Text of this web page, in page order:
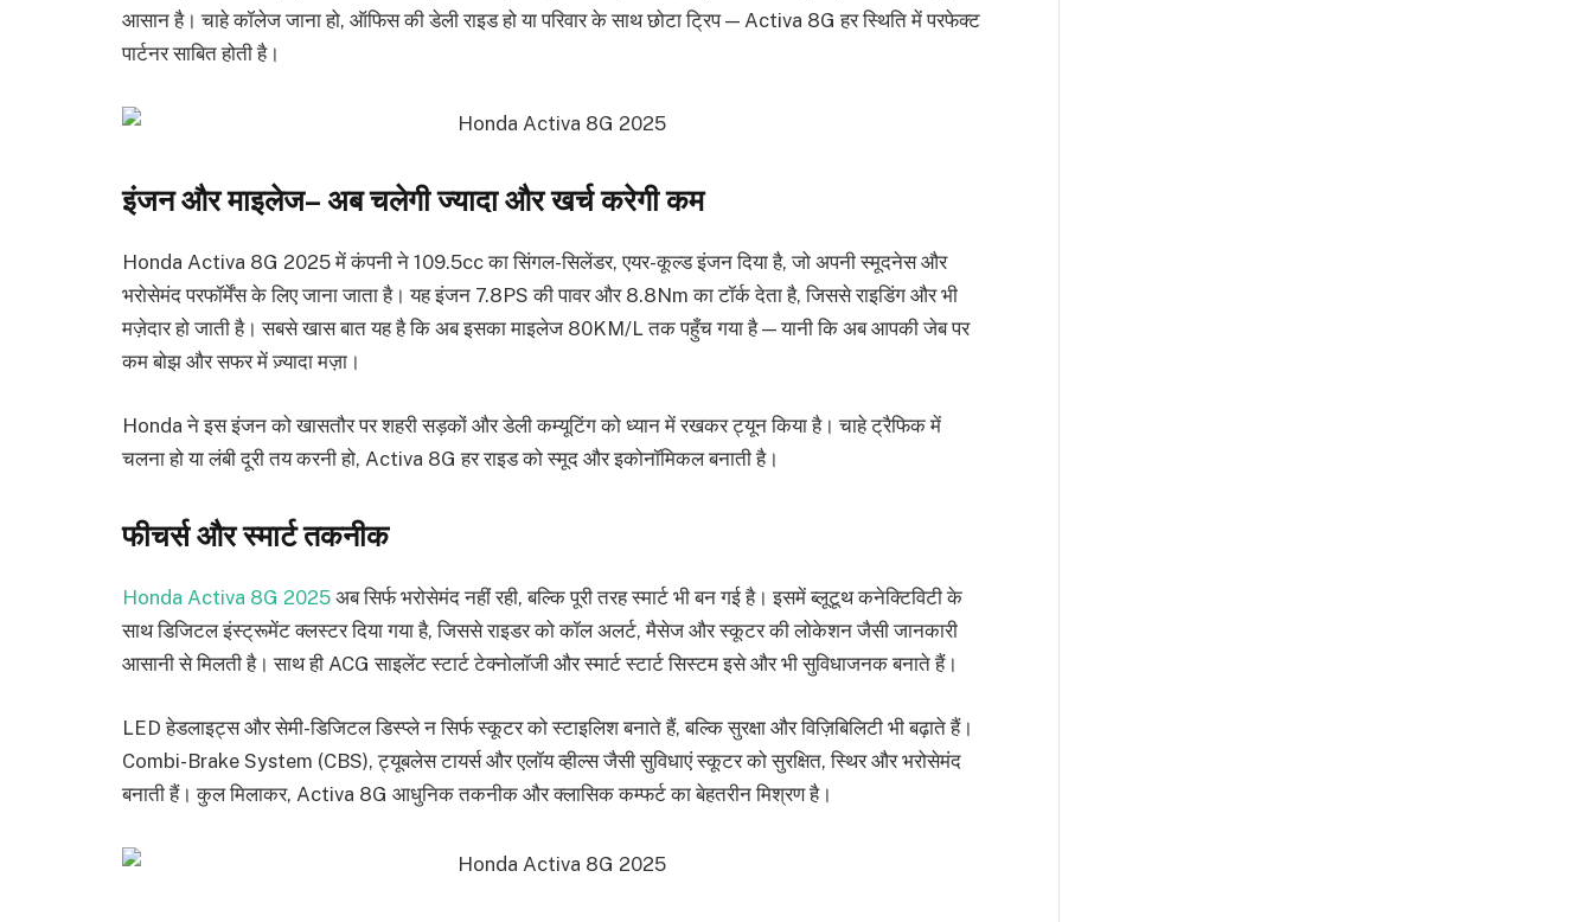
आसान है। चाहे कॉलेज जाना हो, ऑफिस की डेली राइड हो या परिवार के साथ छोटा ट्रिप — Activa 8G हर स्थिति में परफेक्ट
पार्टनर साबित होती है।
इंजन और माइलेज– अब चलेगी ज्यादा और खर्च करेगी कम
Honda Activa 8G 2025 में कंपनी ने 109.5cc का सिंगल-सिलेंडर, एयर-कूल्ड इंजन दिया है, जो अपनी स्मूदनेस और
भरोसेमंद परफॉर्मेंस के लिए जाना जाता है। यह इंजन 7.8PS की पावर और 8.8Nm का टॉर्क देता है, जिससे राइडिंग और भी
मज़ेदार हो जाती है। सबसे खास बात यह है कि अब इसका माइलेज 80KM/L तक पहुँच गया है — यानी कि अब आपकी जेब पर
कम बोझ और सफर में ज़्यादा मज़ा।
Honda ने इस इंजन को खासतौर पर शहरी सड़कों और डेली कम्यूटिंग को ध्यान में रखकर ट्यून किया है। चाहे ट्रैफिक में
चलना हो या लंबी दूरी तय करनी हो, Activa 8G हर राइड को स्मूद और इकोनॉमिकल बनाती है।
फीचर्स और स्मार्ट तकनीक
Honda Activa 8G 2025 अब सिर्फ भरोसेमंद नहीं रही, बल्कि पूरी तरह स्मार्ट भी बन गई है। इसमें ब्लूटूथ कनेक्टिविटी के
साथ डिजिटल इंस्ट्रूमेंट क्लस्टर दिया गया है, जिससे राइडर को कॉल अलर्ट, मैसेज और स्कूटर की लोकेशन जैसी जानकारी
आसानी से मिलती है। साथ ही ACG साइलेंट स्टार्ट टेक्नोलॉजी और स्मार्ट स्टार्ट सिस्टम इसे और भी सुविधाजनक बनाते हैं।
LED हेडलाइट्स और सेमी-डिजिटल डिस्प्ले न सिर्फ स्कूटर को स्टाइलिश बनाते हैं, बल्कि सुरक्षा और विज़िबिलिटी भी बढ़ाते हैं।
Combi-Brake System (CBS), ट्यूबलेस टायर्स और एलॉय व्हील्स जैसी सुविधाएं स्कूटर को सुरक्षित, स्थिर और भरोसेमंद
बनाती हैं। कुल मिलाकर, Activa 8G आधुनिक तकनीक और क्लासिक कम्फर्ट का बेहतरीन मिश्रण है।